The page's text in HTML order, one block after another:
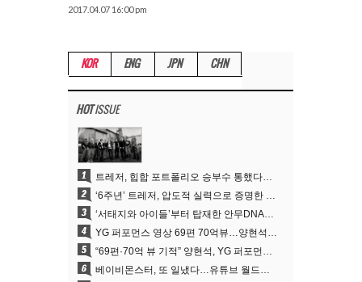
2017.04.07 16:00 pm
KOR ENG JPN CHN
HOTISSUE
1 트레저, 힙합 포트폴리오 승부수 통했다…데뷔 6주년 새 도약
2 ‘6주년’ 트레저, 압도적 실력으로 증명한 ‘YG의 보물’ 진가
3 ‘서태지와 아이들’부터 탑재한 안무DNA…양현석, YG 퍼포먼스 비디오 70억 뷰 신화의 시작
4 YG 퍼포먼스 영상 69편 70억뷰…양현석 제작 철학 통했다
5 “69편·70억 뷰 기적” 양현석, YG 퍼포먼스 비디오 100% 직접 만든 이유
6 베이비몬스터, 또 일냈다…유튜브 월드와이드 1위